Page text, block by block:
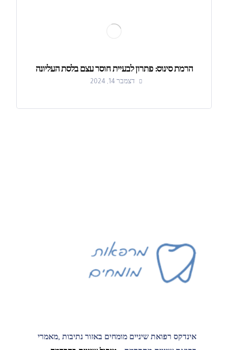
הרמת סינוס: פתרון לבעיית חוסר עצם בלסת העליונה
דצמבר 14, 2024
אינדקס רפואת שיניים מומחים באזור נתיבות ,מאמרי